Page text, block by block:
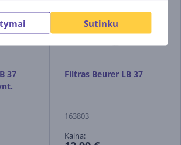
Sutinku
37
Filtras Beurer LB 37
163803
Kaina: